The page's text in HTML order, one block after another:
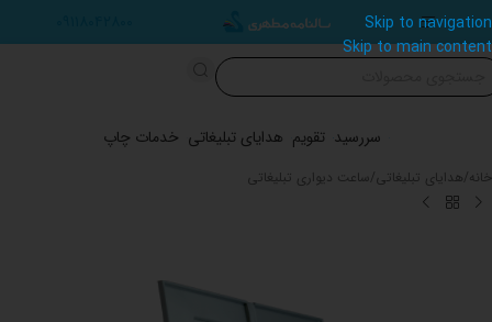
Skip to navigation
Skip to main content
سررسید تقویم هدایای تبلیغاتی خدمات چاپ
خانه /هدایای تبلیغاتی/ساعت دیواری تبلیغاتی